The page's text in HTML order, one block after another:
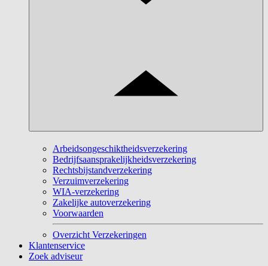
Arbeidsongeschiktheidsverzekering
Bedrijfsaansprakelijkheidsverzekering
Rechtsbijstandverzekering
Verzuimverzekering
WIA-verzekering
Zakelijke autoverzekering
Voorwaarden
Overzicht Verzekeringen
Klantenservice
Zoek adviseur